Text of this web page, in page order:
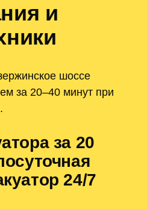
и
шоссе
за 20–40 минут при
за 20
24/7